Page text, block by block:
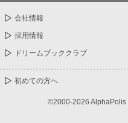
会社情報
採用情報
ドリームブッククラブ
初めての方へ
©2000-2026 AlphaPolis